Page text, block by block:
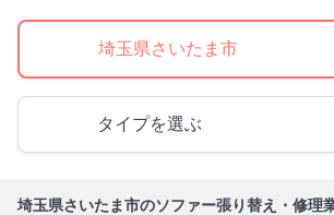
埼玉県さいたま市
タイプを選ぶ
埼玉県さいたま市のソファー張り替え・修理